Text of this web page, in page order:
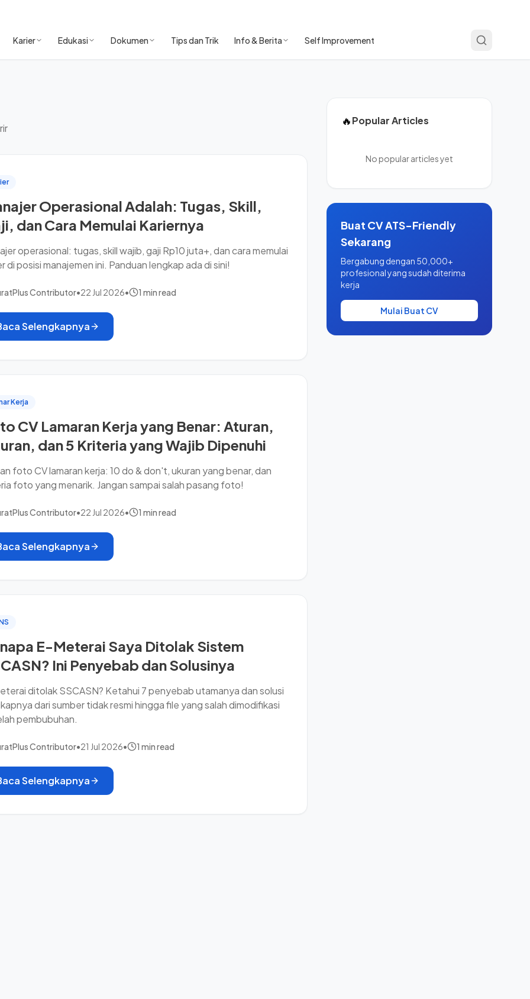
Karier Edukasi Dokumen Tips dan Trik Info & Berita Self Improvement
Operasional Adalah: Tugas, Skill,
dan Cara Memulai Kariernya
operasional: tugas, skill wajib, gaji Rp10 juta+, dan cara memulai
di posisi manajemen ini. Panduan lengkap ada di sini!
Contributor•22 Jul 2026• 1 min read
Selengkapnya
Kerja
CV Lamaran Kerja yang Benar: Aturan,
dan 5 Kriteria yang Wajib Dipenuhi
foto CV lamaran kerja: 10 do & don't, ukuran yang benar, dan
foto yang menarik. Jangan sampai salah pasang foto!
Contributor•22 Jul 2026• 1 min read
Selengkapnya
E-Meterai Saya Ditolak Sistem
Ini Penyebab dan Solusinya
ditolak SSCASN? Ketahui 7 penyebab utamanya dan solusi
dari sumber tidak resmi hingga file yang salah dimodifikasi
pembubuhan.
Contributor•21 Jul 2026• 1 min read
Selengkapnya
🔥Popular Articles
No popular articles yet
Buat CV ATS-Friendly
Sekarang
Bergabung dengan 50,000+
profesional yang sudah diterima
kerja
Mulai Buat CV